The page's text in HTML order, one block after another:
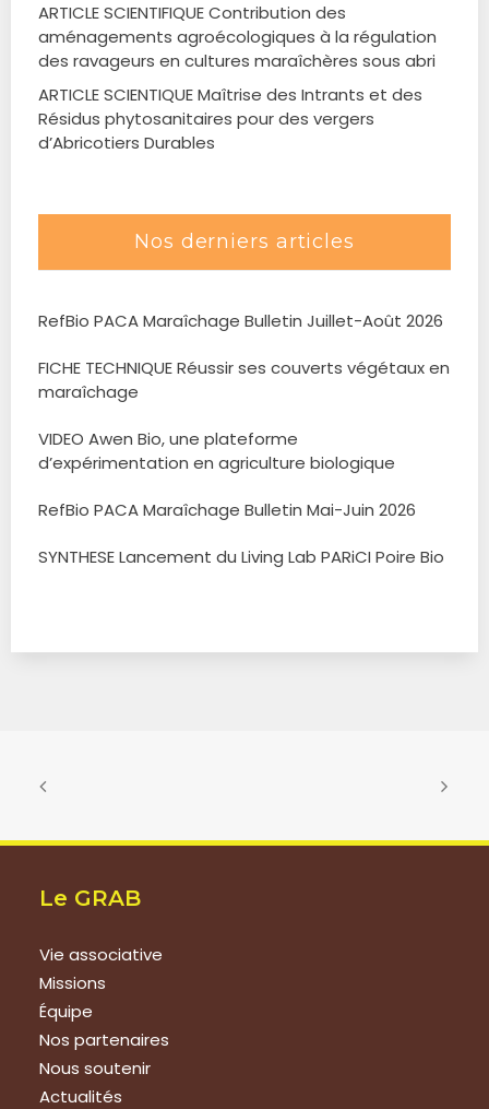
ARTICLE SCIENTIFIQUE Contribution des
aménagements agroécologiques à la régulation
des ravageurs en cultures maraîchères sous abri
ARTICLE SCIENTIQUE Maîtrise des Intrants et des
Résidus phytosanitaires pour des vergers
d’Abricotiers Durables
Nos derniers articles
RefBio PACA Maraîchage Bulletin Juillet-Août 2026
FICHE TECHNIQUE Réussir ses couverts végétaux en
maraîchage
VIDEO Awen Bio, une plateforme
d’expérimentation en agriculture biologique
RefBio PACA Maraîchage Bulletin Mai-Juin 2026
SYNTHESE Lancement du Living Lab PARiCI Poire Bio
Le GRAB
Vie associative
Missions
Équipe
Nos partenaires
Nous soutenir
Actualités